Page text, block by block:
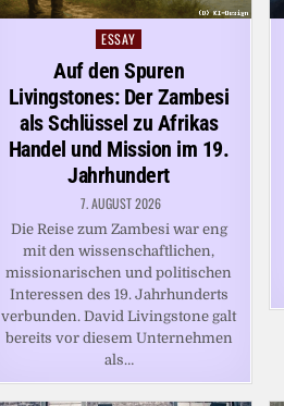
Posted
in
ESSAY
Auf den Spuren
Livingstones: Der Zambesi
als Schlüssel zu Afrikas
Handel und Mission im 19.
Jahrhundert
7. AUGUST 2026
Die Reise zum Zambesi war eng
mit den wissenschaftlichen,
missionarischen und politischen
Interessen des 19. Jahrhunderts
verbunden. David Livingstone galt
bereits vor diesem Unternehmen
als…